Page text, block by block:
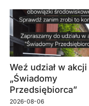
Weź udział w akcji
„Świadomy
Przedsiębiorca”
2026-08-06